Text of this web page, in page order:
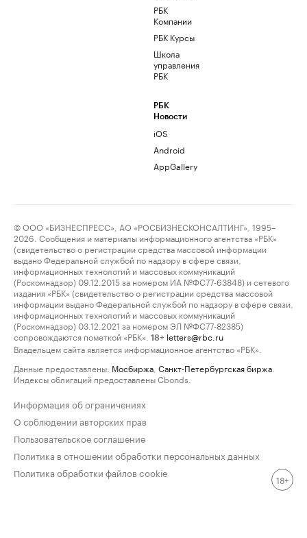
РБК
Компании
РБК Курсы
Школа
управления
РБК
РБК
Новости
iOS
Android
AppGallery
© ООО «БИЗНЕСПРЕСС», АО «РОСБИЗНЕСКОНСАЛТИНГ», 1995–
2026. Сообщения и материалы информационного агентства «РБК»
(свидетельство о регистрации средства массовой информации
выдано Федеральной службой по надзору в сфере связи,
информационных технологий и массовых коммуникаций
(Роскомнадзор) 09.12.2015 за номером ИА №ФС77-63848) и сетевого
издания «РБК» (свидетельство о регистрации средства массовой
информации выдано Федеральной службой по надзору в сфере связи,
информационных технологий и массовых коммуникаций
(Роскомнадзор) 03.12.2021 за номером ЭЛ №ФС77-82385)
сопровождаются пометкой «РБК».
18+ letters@rbc.ru
Владельцем сайта является информационное агентство «РБК».
Данные предоставлены: Мосбиржа Санкт-Петербургская биржа
Индексы облигаций предоставлены Cbonds.
Информация об ограничениях
О соблюдении авторских прав
Пользовательское соглашение
Политика в отношении обработки персональных данных
Политика обработки файлов cookie
18+